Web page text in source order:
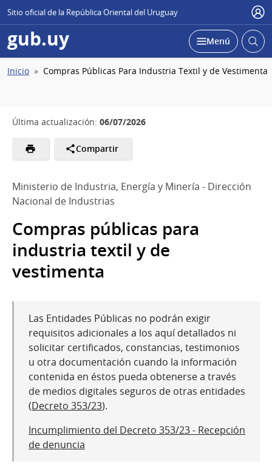
Sitio oficial de la República Oriental del Uruguay
gub.uy Desplegar
Menú Abrir
Ruta
Inicio Compras Públicas Para Industria Textil y de Vestimenta
Última actualización: 06/07/2026
Compartir
Ministerio de Industria, Energía y Minería - Dirección
Nacional de Industrias
Compras públicas para
industria textil y de
vestimenta
Las Entidades Públicas no podrán exigir
requisitos adicionales a los aquí detallados ni
solicitar certificados, constancias, testimonios
u otra documentación cuando la información
contenida en éstos pueda obtenerse a través
de medios digitales seguros de otras entidades
(Decreto 353/23).
Incumplimiento del Decreto 353/23 - Recepción
de denuncia